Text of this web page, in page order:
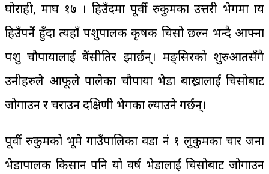
घोराही, माघ १७ । हिउँदमा पूर्वी रुकुमका उत्तरी भेगमा प्राय
हिउँपर्ने हुँदा त्यहाँ पशुपालक कृषक चिसो छल्न भन्दै आफ्ना
पशु चौपायालाई बेंसीतिर झार्छन्। मङ्सिरको शुरुआतसँगै
उनीहरुले आफूले पालेका चौपाया भेडा बाख्रालाई चिसोबाट
जोगाउन र चराउन दक्षिणी भेगका ल्याउने गर्छन्।
पूर्वी रुकुमको भूमे गाउँपालिका वडा नं १ लुकुमका चार जना
भेडापालक किसान पनि यो वर्ष भेडालाई चिसोबाट जोगाउन